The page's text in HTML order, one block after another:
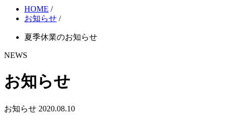
HOME /
お知らせ /
夏季休業のお知らせ
NEWS
お知らせ
お知らせ 2020.08.10